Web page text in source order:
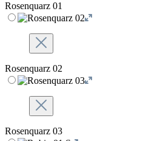
Rosenquarz 01
Rosenquarz 02
Rosenquarz 03